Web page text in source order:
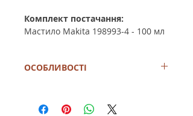
Комплект постачання:
Мастило Makita 198993-4 - 100 мл
ОСОБЛИВОСТІ
долота перед встановленням у